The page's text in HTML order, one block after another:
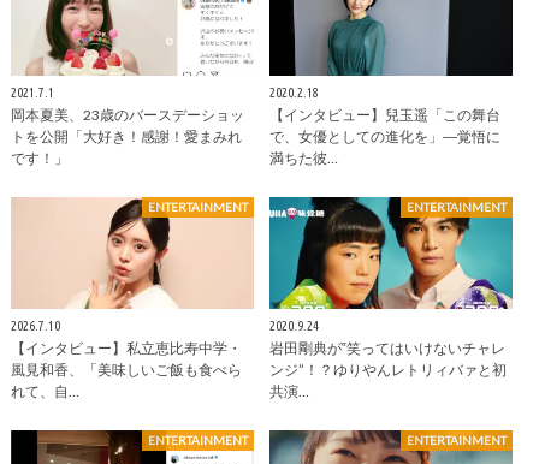
2021.7.1
岡本夏美、23歳のバースデーショッ
トを公開「大好き！感謝！愛まみれ
です！」
2020.2.18
【インタビュー】兒玉遥「この舞台
で、女優としての進化を」―覚悟に
満ちた彼…
ENTERTAINMENT
2026.7.10
【インタビュー】私立恵比寿中学・
風見和香、「美味しいご飯も食べら
れて、自…
ENTERTAINMENT
2020.9.24
岩田剛典が‟笑ってはいけないチャレ
ンジ”！？ゆりやんレトリィバァと初
共演…
ENTERTAINMENT ENTERTAINMENT